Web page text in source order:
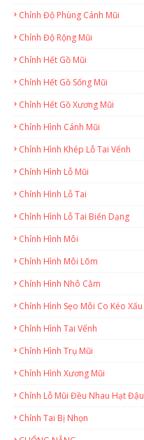
Chỉnh Độ Phùng Cánh Mũi
Chỉnh Độ Rộng Mũi
Chỉnh Hết Gồ Mũi
Chỉnh Hết Gồ Sống Mũi
Chỉnh Hết Gồ Xương Mũi
Chỉnh Hình Cánh Mũi
Chỉnh Hình Khép Lỗ Tai Vểnh
Chỉnh Hình Lỗ Mũi
Chỉnh Hình Lỗ Tai
Chỉnh Hình Lỗ Tai Biến Dạng
Chỉnh Hình Môi
Chỉnh Hình Môi Lõm
Chỉnh Hình Nhô Cằm
Chỉnh Hình Sẹo Môi Co Kéo Xấu
Chỉnh Hình Tai Vểnh
Chỉnh Hình Trụ Mũi
Chỉnh Hình Xương Mũi
Chỉnh Lỗ Mũi Đều Nhau Hạt Đậu
Chỉnh Tai Bị Nhọn